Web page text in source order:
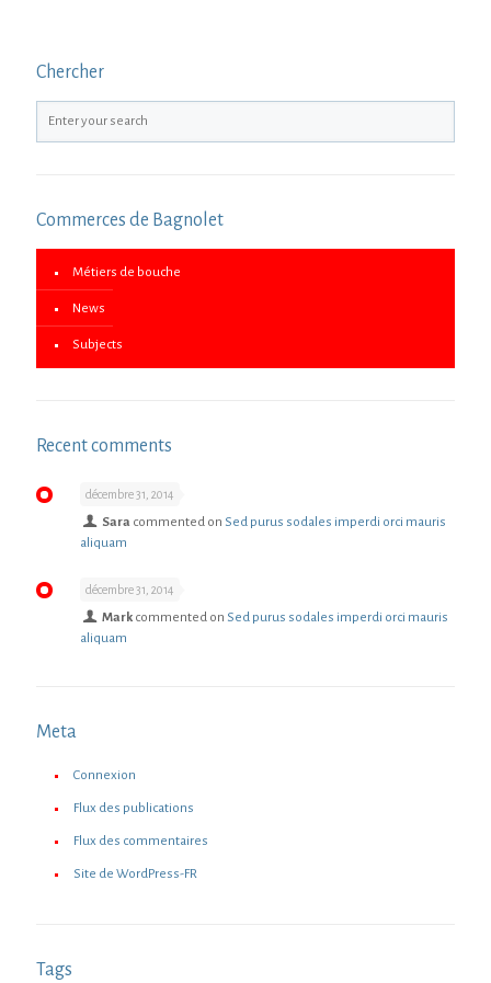
Chercher
Commerces de Bagnolet
Métiers de bouche
News
Subjects
Recent comments
décembre 31, 2014
Sara commented on Sed purus sodales imperdi orci mauris
aliquam
décembre 31, 2014
Mark commented on Sed purus sodales imperdi orci mauris
aliquam
Meta
Connexion
Flux des publications
Flux des commentaires
Site de WordPress-FR
Tags